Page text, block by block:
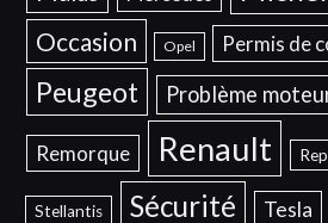
Occasion Opel Permis de
Peugeot Problème
Remorque Renault
Stellantis Sécurité Tesla